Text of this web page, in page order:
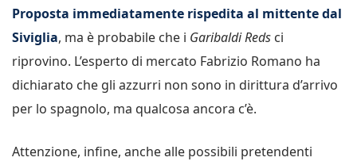
Proposta immediatamente rispedita al mittente dal
Siviglia, ma è probabile che i Garibaldi Reds ci
riprovino. L’esperto di mercato Fabrizio Romano ha
dichiarato che gli azzurri non sono in dirittura d’arrivo
per lo spagnolo, ma qualcosa ancora c’è.
Attenzione, infine, anche alle possibili pretendenti